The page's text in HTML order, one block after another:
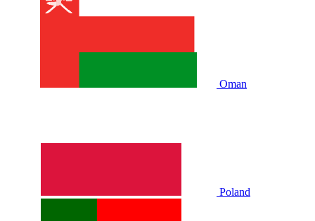
Oman
Poland